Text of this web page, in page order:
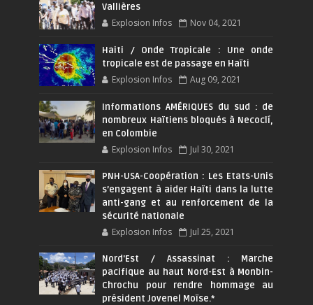
Vallières
Explosion Infos Nov 04, 2021
Haiti / Onde Tropicale : Une onde
tropicale est de passage en Haïti
Explosion Infos Aug 09, 2021
Informations AMÉRIQUES du sud : de
nombreux Haïtiens bloqués à Necoclí,
en Colombie
Explosion Infos Jul 30, 2021
PNH-USA-Coopération : Les Etats-Unis
s’engagent à aider Haïti dans la lutte
anti-gang et au renforcement de la
sécurité nationale
Explosion Infos Jul 25, 2021
Nord'Est / Assassinat : Marche
pacifique au haut Nord-Est à Monbin-
Chrochu pour rendre hommage au
président Jovenel Moïse.*